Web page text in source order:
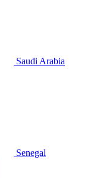
Saudi Arabia
Senegal